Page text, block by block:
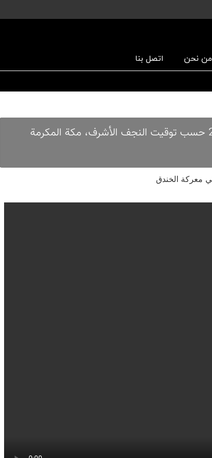
من نحن اتصل بنا
ولي الأمة کل خمیس بحضور الأستاذ حسین أحمد کریمو الساعة 21:00 حسب توقیت النجف الأشرف، مکة المکرمة